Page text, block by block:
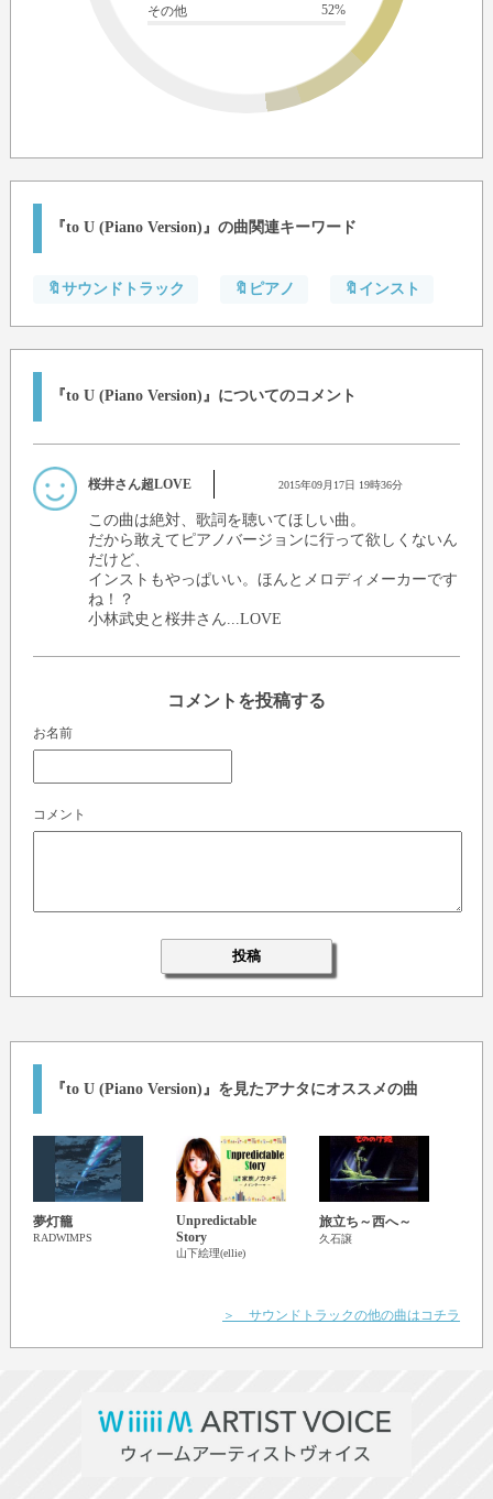
その他
52%
『to U (Piano Version)』の曲関連キーワード
🔖サウンドトラック 🔖ピアノ 🔖インスト
『to U (Piano Version)』についてのコメント
桜井さん超LOVE 2015年09月17日 19時36分
この曲は絶対、歌詞を聴いてほしい曲。
だから敢えてピアノバージョンに行って欲しくないん
だけど、
インストもやっぱいい。ほんとメロディメーカーです
ね！？
小林武史と桜井さん...LOVE
コメントを投稿する
お名前
コメント
『to U (Piano Version)』を見たアナタにオススメの曲
夢灯籠
RADWIMPS
Unpredictable
Story
山下絵理(ellie)
旅立ち～西へ～
久石譲
＞ サウンドトラックの他の曲はコチラ